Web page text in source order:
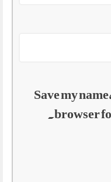
Save my
browser